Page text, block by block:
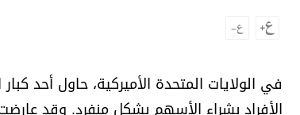
فيديو
إنفوجراف
في الولايات المتحدة الأميركية، حاول أحد